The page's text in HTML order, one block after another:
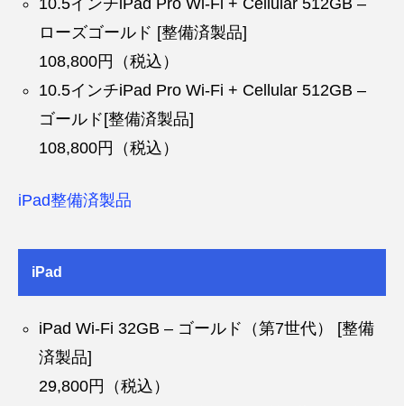
10.5インチiPad Pro Wi-Fi + Cellular 512GB –
ローズゴールド [整備済製品]
108,800円（税込）
10.5インチiPad Pro Wi-Fi + Cellular 512GB –
ゴールド[整備済製品]
108,800円（税込）
iPad整備済製品
iPad
iPad Wi-Fi 32GB – ゴールド（第7世代） [整備
済製品]
29,800円（税込）